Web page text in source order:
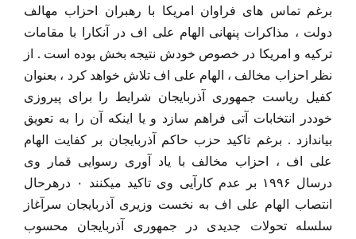
برغم تماس های فراوان امریکا با رهبران احزاب مهالف
دولت ، مذاکرات پنهانی الهام علی اف در آنکارا با مقامات
ترکیه و امریکا در خصوص خودش نتیجه بخش بوده است . از
نظر احزاب مخالف ، الهام علی اف تلاش خواهد کرد ، بعنوان
کفیل ریاست جمهوری آذربایجان شرایط را برای پیروزی
خوددر انتخابات آتی فراهم سازد و یا اینکه آن را به تعویق
بیاندازد . برغم تاکید حزب حاکم آذربایجان بر کفایت الهام
علی اف ، احزاب مخالف با یاد آوری رسوایی قمار وی
درسال ۱۹۹۶ بر عدم کارآیی وی تاکید میکنند ۰ درهرحال
انتصاب الهام علی اف به نخست وزیری آذربایجان سرآغاز
سلسله تحولات جدیدی در جمهوری آذربایجان محسوب